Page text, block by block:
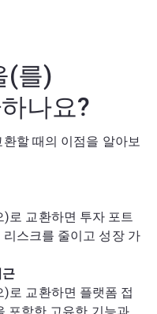
(를)
나요?
환할 때의 이점을 알아보
)로 교환하면 투자 포트
스크를 줄이고 성장 가
근
)로 교환하면 플랫폼 접